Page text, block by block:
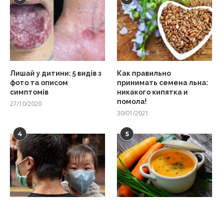
Лишай у дитини: 5 видів з
фото та описом
симптомів
27/10/2020
Как правильно
принимать семена льна:
никакого кипятка и
помола!
30/01/2021
4 5